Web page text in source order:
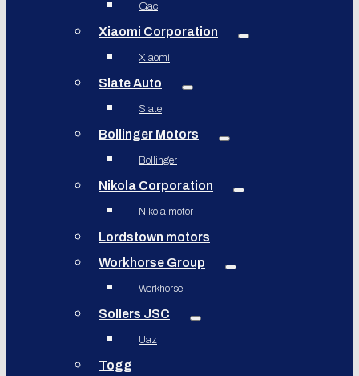
Gac
Xiaomi Corporation
Xiaomi
Slate Auto
Slate
Bollinger Motors
Bollinger
Nikola Corporation
Nikola motor
Lordstown motors
Workhorse Group
Workhorse
Sollers JSC
Uaz
Togg